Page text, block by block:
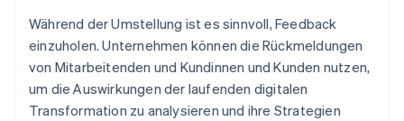
Während der Umstellung ist es sinnvoll, Feedback
einzuholen. Unternehmen können die Rückmeldungen
von Mitarbeitenden und Kundinnen und Kunden nutzen,
um die Auswirkungen der laufenden digitalen
Transformation zu analysieren und ihre Strategien